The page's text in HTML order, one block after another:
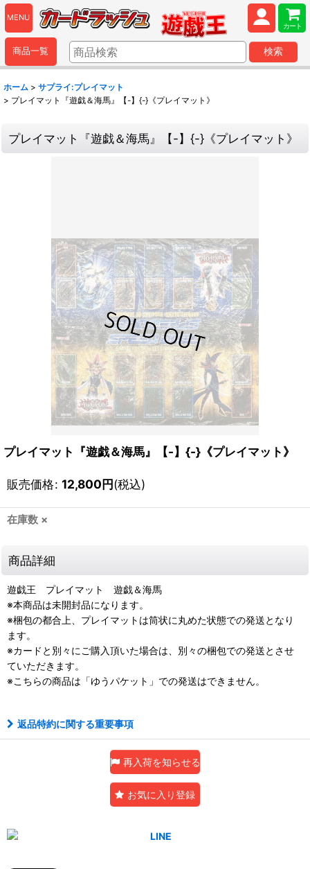
MENU
カート
商品一覧 検索
ホーム > サプライ:プレイマット
> プレイマット『遊戯＆海馬』【-】{-}《プレイマット》
プレイマット『遊戯＆海馬』【-】{-}《プレイマット》
プレイマット『遊戯＆海馬』【-】{-}《プレイマット》
販売価格: 12,800円(税込)
在庫数 ×
商品詳細
遊戯王 プレイマット 遊戯＆海馬
※本商品は未開封品になります。
※梱包の都合上、プレイマットは筒状に丸めた状態での発送となり
ます。
※カードと別々にご購入頂いた場合は、別々の梱包での発送とさせ
ていただきます。
※こちらの商品は「ゆうパケット」での発送はできません。
返品特約に関する重要事項
再入荷を知らせる
お気に入り登録